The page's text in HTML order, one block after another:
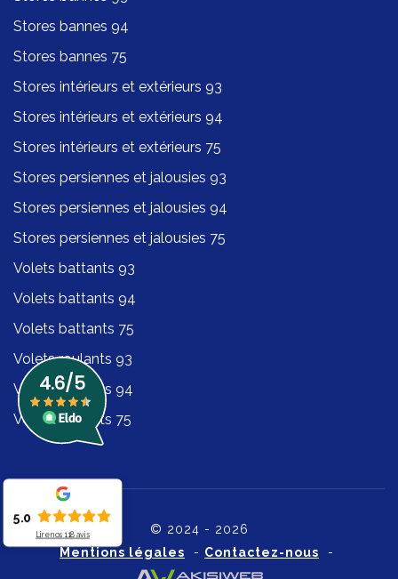
Stores bannes 94
Stores bannes 75
Stores intérieurs et extérieurs 93
Stores intérieurs et extérieurs 94
Stores intérieurs et extérieurs 75
Stores persiennes et jalousies 93
Stores persiennes et jalousies 94
Stores persiennes et jalousies 75
Volets battants 93
Volets battants 94
Volets battants 75
Volets roulants 93
Volets roulants 94
Volets roulants 75
© 2024 - 2026
Mentions légales - Contactez-nous -
5.0
Lire nos 118 avis